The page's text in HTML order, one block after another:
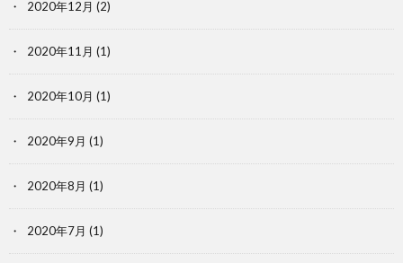
2020年12月 (2)
2020年11月 (1)
2020年10月 (1)
2020年9月 (1)
2020年8月 (1)
2020年7月 (1)